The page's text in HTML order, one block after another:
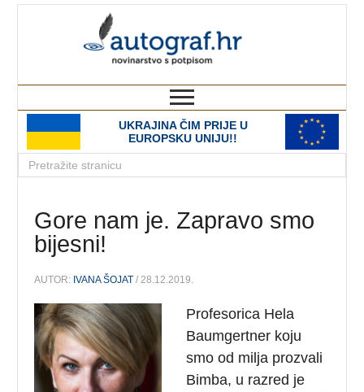
UKRAJINA ČIM PRIJE U
EUROPSKU UNIJU!!
Gore nam je. Zapravo smo
bijesni!
AUTOR: IVANA ŠOJAT / 28.12.2019.
Profesorica Hela
Baumgertner koju
smo od milja prozvali
Bimba, u razred je